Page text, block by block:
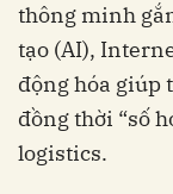
thông minh
tạo (AI),
động hóa giúp
đồng thời “số
logistics.